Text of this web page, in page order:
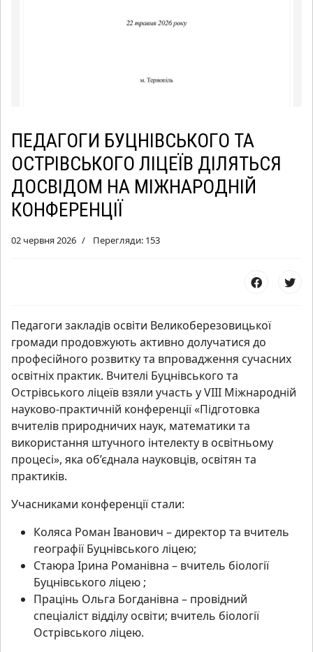
ПЕДАГОГИ БУЦНІВСЬКОГО ТА
ОСТРІВСЬКОГО ЛІЦЕЇВ ДІЛЯТЬСЯ
ДОСВІДОМ НА МІЖНАРОДНІЙ
КОНФЕРЕНЦІЇ
02 червня 2026 Перегляди: 153
Педагоги закладів освіти Великоберезовицької
громади продовжують активно долучатися до
професійного розвитку та впровадження сучасних
освітніх практик. Вчителі Буцнівського та
Острівського ліцеїв взяли участь у VIII Міжнародній
науково-практичній конференції «Підготовка
вчителів природничих наук, математики та
використання штучного інтелекту в освітньому
процесі», яка об’єднала науковців, освітян та
практиків.
Учасниками конференції стали:
Коляса Роман Іванович – директор та вчитель
географії Буцнівського ліцею;
Стаюра Ірина Романівна – вчитель біології
Буцнівського ліцею ;
Працінь Ольга Богданівна – провідний
спеціаліст відділу освіти; вчитель біології
Острівського ліцею.